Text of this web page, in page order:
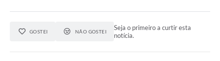
GOSTEI NÃO GOSTEI
Seja o primeiro a curtir esta
notícia.